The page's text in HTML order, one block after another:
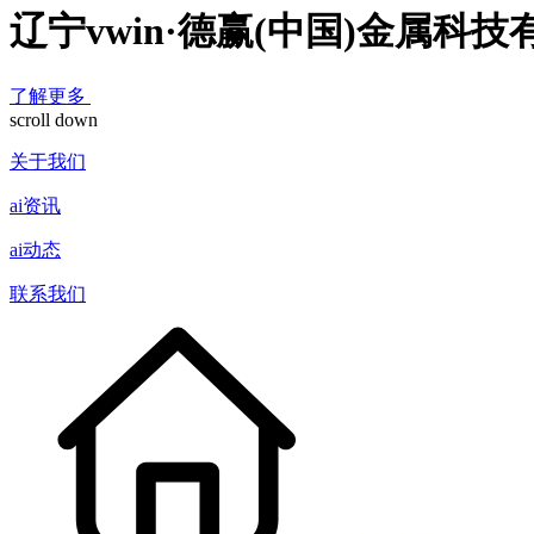
辽宁vwin·德赢(中国)金属科技
了解更多
scroll down
关于我们
ai资讯
ai动态
联系我们